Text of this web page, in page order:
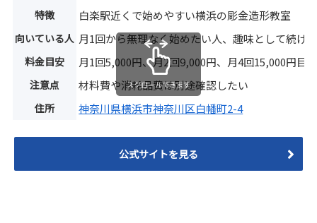
特徴 白楽駅近くで始めやすい横浜の彫金造形教室
向いている人 月1回から無理なく始めたい人、趣味として続け
料金目安 月1回5,000円、月2回9,000円、月4回15,000円目
注意点 材料費や消耗品費は別途確認したい
住所 神奈川県横浜市神奈川区白幡町2-4
スクロールできます
公式サイトを見る